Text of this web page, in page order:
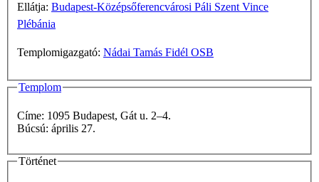
Ellátja: Budapest-Középsőferencvárosi Páli Szent Vince
Plébánia
Templomigazgató: Nádai Tamás Fidél OSB
Templom
Címe: 1095 Budapest, Gát u. 2–4.
Búcsú: április 27.
Történet